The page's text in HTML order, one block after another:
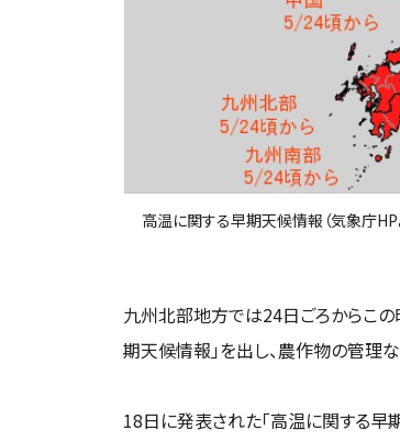
高温に関する早期天候情報（気象庁HP
九州北部地方では24日ごろからこの
期天候情報」を出し、農作物の管理
18日に発表された「高温に関する